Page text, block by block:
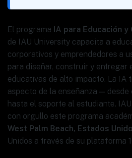
El programa IA para Educación
de IAU University capacita a
corporativos y emprendedores a
para diseñar, construir y entregar
educativas de alto impacto. La IA
aspecto de la enseñanza —
hasta el soporte al estudiante.
con orgullo este programa
West Palm Beach, Estados
Unidos a través de su plataforma